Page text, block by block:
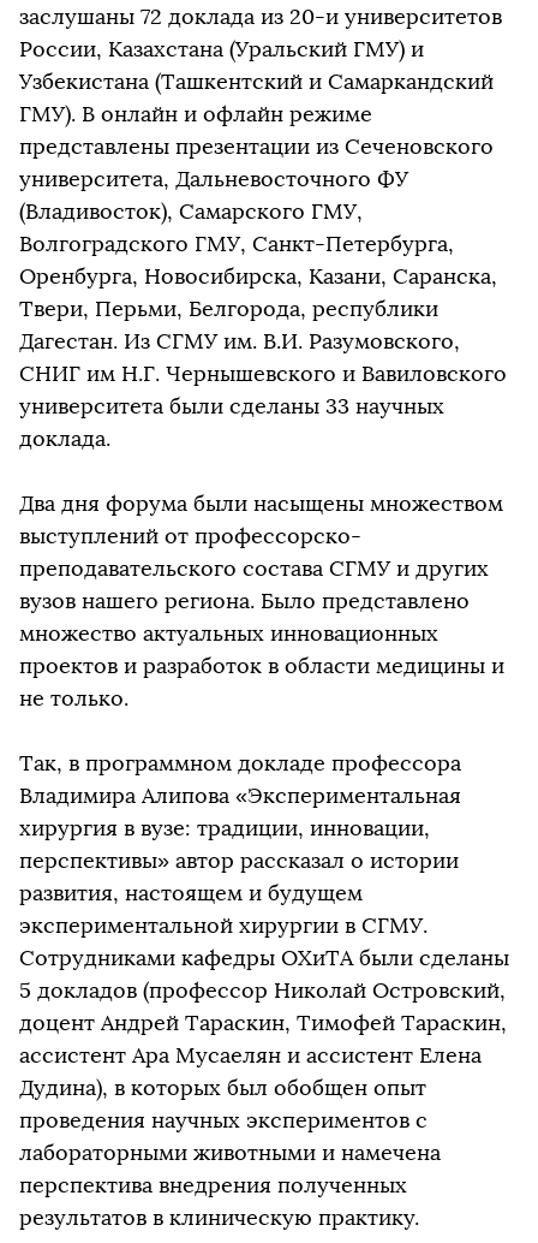
заслушаны 72 доклада из 20-и университетов
России, Казахстана (Уральский ГМУ) и
Узбекистана (Ташкентский и Самаркандский
ГМУ). В онлайн и офлайн режиме
представлены презентации из Сеченовского
университета, Дальневосточного ФУ
(Владивосток), Самарского ГМУ,
Волгоградского ГМУ, Санкт-Петербурга,
Оренбурга, Новосибирска, Казани, Саранска,
Твери, Перьми, Белгорода, республики
Дагестан. Из СГМУ им. В.И. Разумовского,
СНИГ им Н.Г. Чернышевского и Вавиловского
университета были сделаны 33 научных
доклада.
Два дня форума были насыщены множеством
выступлений от профессорско-
преподавательского состава СГМУ и других
вузов нашего региона. Было представлено
множество актуальных инновационных
проектов и разработок в области медицины и
не только.
Так, в программном докладе профессора
Владимира Алипова «Экспериментальная
хирургия в вузе: традиции, инновации,
перспективы» автор рассказал о истории
развития, настоящем и будущем
экспериментальной хирургии в СГМУ.
Сотрудниками кафедры ОХиТА были сделаны
5 докладов (профессор Николай Островский,
доцент Андрей Тараскин, Тимофей Тараскин,
ассистент Ара Мусаелян и ассистент Елена
Дудина), в которых был обобщен опыт
проведения научных экспериментов с
лабораторными животными и намечена
перспектива внедрения полученных
результатов в клиническую практику.